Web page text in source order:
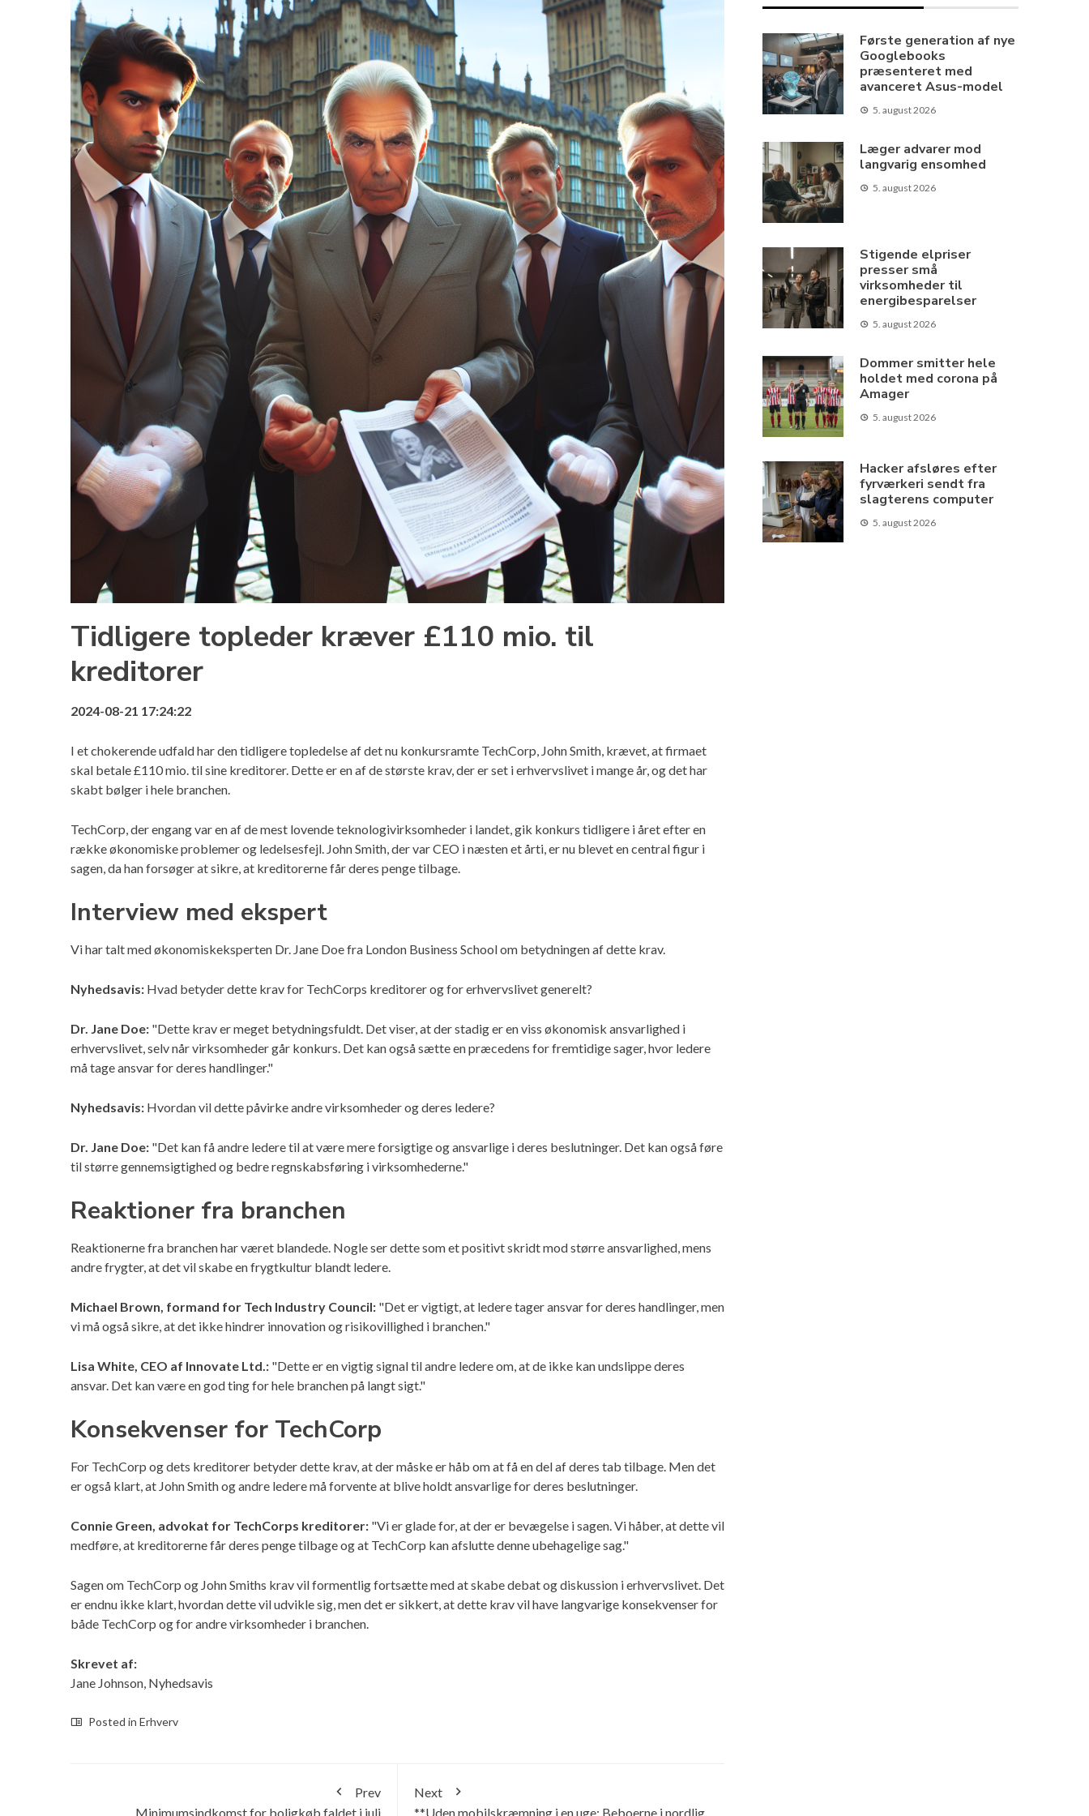
Tidligere topleder kræver £110 mio. til
kreditorer
2024-08-21 17:24:22
I et chokerende udfald har den tidligere topledelse af det nu konkursramte TechCorp, John Smith, krævet, at firmaet
skal betale £110 mio. til sine kreditorer. Dette er en af de største krav, der er set i erhvervslivet i mange år, og det har
skabt bølger i hele branchen.
TechCorp, der engang var en af de mest lovende teknologivirksomheder i landet, gik konkurs tidligere i året efter en
række økonomiske problemer og ledelsesfejl. John Smith, der var CEO i næsten et årti, er nu blevet en central figur i
sagen, da han forsøger at sikre, at kreditorerne får deres penge tilbage.
Interview med ekspert
Vi har talt med økonomiskeksperten Dr. Jane Doe fra London Business School om betydningen af dette krav.
Nyhedsavis: Hvad betyder dette krav for TechCorps kreditorer og for erhvervslivet generelt?
Dr. Jane Doe: "Dette krav er meget betydningsfuldt. Det viser, at der stadig er en viss økonomisk ansvarlighed i
erhvervslivet, selv når virksomheder går konkurs. Det kan også sætte en præcedens for fremtidige sager, hvor ledere
må tage ansvar for deres handlinger."
Nyhedsavis: Hvordan vil dette påvirke andre virksomheder og deres ledere?
Dr. Jane Doe: "Det kan få andre ledere til at være mere forsigtige og ansvarlige i deres beslutninger. Det kan også føre
til større gennemsigtighed og bedre regnskabsføring i virksomhederne."
Reaktioner fra branchen
Reaktionerne fra branchen har været blandede. Nogle ser dette som et positivt skridt mod større ansvarlighed, mens
andre frygter, at det vil skabe en frygtkultur blandt ledere.
Michael Brown, formand for Tech Industry Council: "Det er vigtigt, at ledere tager ansvar for deres handlinger, men
vi må også sikre, at det ikke hindrer innovation og risikovillighed i branchen."
Lisa White, CEO af Innovate Ltd.: "Dette er en vigtig signal til andre ledere om, at de ikke kan undslippe deres
ansvar. Det kan være en god ting for hele branchen på langt sigt."
Konsekvenser for TechCorp
For TechCorp og dets kreditorer betyder dette krav, at der måske er håb om at få en del af deres tab tilbage. Men det
er også klart, at John Smith og andre ledere må forvente at blive holdt ansvarlige for deres beslutninger.
Connie Green, advokat for TechCorps kreditorer: "Vi er glade for, at der er bevægelse i sagen. Vi håber, at dette vil
medføre, at kreditorerne får deres penge tilbage og at TechCorp kan afslutte denne ubehagelige sag."
Sagen om TechCorp og John Smiths krav vil formentlig fortsætte med at skabe debat og diskussion i erhvervslivet. Det
er endnu ikke klart, hvordan dette vil udvikle sig, men det er sikkert, at dette krav vil have langvarige konsekvenser for
både TechCorp og for andre virksomheder i branchen.
Skrevet af:
Jane Johnson, Nyhedsavis
Posted in Erhverv
Prev
Minimumsindkomst for boligkøb faldet i juli
Next
**Uden mobilskræmning i en uge: Beboerne i nordlig
Første generation af nye
Googlebooks
præsenteret med
avanceret Asus-model
5. august 2026
Læger advarer mod
langvarig ensomhed
5. august 2026
Stigende elpriser
presser små
virksomheder til
energibesparelser
5. august 2026
Dommer smitter hele
holdet med corona på
Amager
5. august 2026
Hacker afsløres efter
fyrværkeri sendt fra
slagterens computer
5. august 2026